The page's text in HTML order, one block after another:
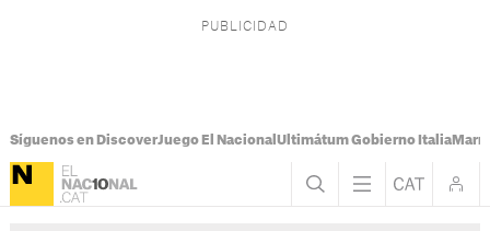
Síguenos en DiscoverJuego El Nacional Ultimátum Gobierno Italia